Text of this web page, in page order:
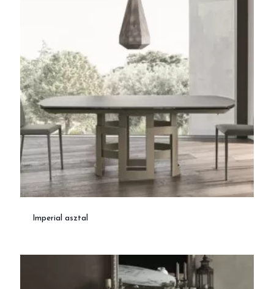
Imperial asztal